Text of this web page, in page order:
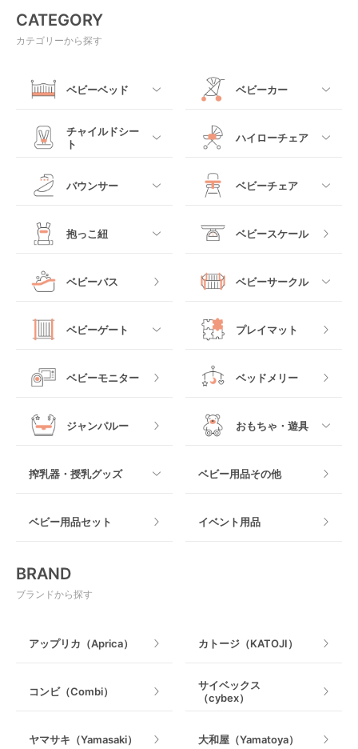
CATEGORY
カテゴリーから探す
ベビーベッド
すべて
レギュラーサイズベビ
ベッドインベッド
クーファン
マットレス・布団
ベビーベッドその他
ベビーカー
すべて
ベビーカーその他
チャイルドシー
ト
すべて
ジュニアシート
チャイルドシートその
他
ハイローチェア
すべて
バウンサー
すべて
ロッキングタイプ
ベビーチェア
すべて
テーブルチェア
抱っこ紐
すべて
抱っこ紐その他
ベビースケール
ベビーバス ベビーサークル
すべて
木製
マット製
ベビーゲート
すべて
プレイマット
ベビーモニター ベッドメリー
ジャンパルー おもちゃ・遊具
室内遊具
搾乳器・授乳グッズ
授乳グッズ・ママ用品
ベビー用品その他
ベビー用品セット イベント用品
BRAND
ブランドから探す
アップリカ（Aprica） カトージ（KATOJI）
コンビ（Combi）
サイベックス
（cybex）
ヤマサキ（Yamasaki） 大和屋（Yamatoya）